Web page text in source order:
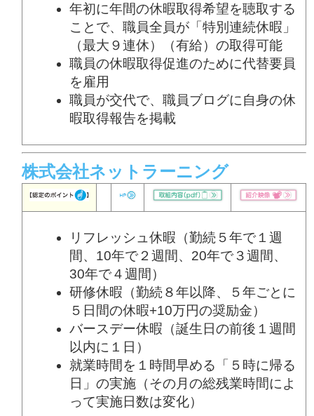
年初に年間の休暇取得希望を聴取する
ことで、職員全員が「特別連続休暇」
（最大９連休）（有給）の取得可能
職員の休暇取得促進のために代替要員
を雇用
職員が交代で、職員ブログに自身の休
暇取得報告を掲載
株式会社ネットラーニング
リフレッシュ休暇（勤続５年で１週
間、10年で２週間、20年で３週間、
30年で４週間）
研修休暇（勤続８年以降、５年ごとに
５日間の休暇+10万円の奨励金）
バースデー休暇（誕生日の前後１週間
以内に１日）
就業時間を１時間早める「５時に帰る
日」の実施（その月の総残業時間によ
って実施日数は変化）